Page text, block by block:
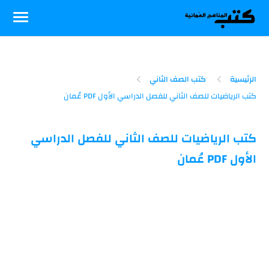
الرئيسية كتب الصف الثاني
كتب الرياضيات للصف الثاني للفصل الدراسي
الأول PDF عُمان